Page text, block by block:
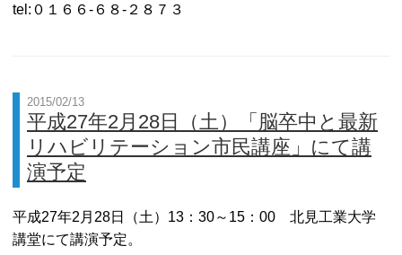
tel:０１６６-６８-２８７３
2015/02/13
平成27年2月28日（土）「脳卒中と最新
リハビリテーション市民講座」にて講
演予定
平成27年2月28日（土）13：30～15：00 北見工業大学
講堂にて講演予定。